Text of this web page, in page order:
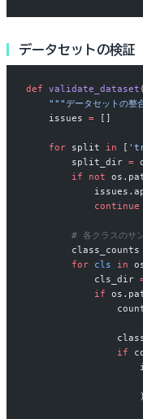
データセットの検証
def validate_dataset
"""データセットの整
    issues
= []
    for
split in [
        split_dir
=
        if
not
            continue
# 各クラスのサ
        class_counts
        for
cls in
            cls_dir
            if
                if
                    )